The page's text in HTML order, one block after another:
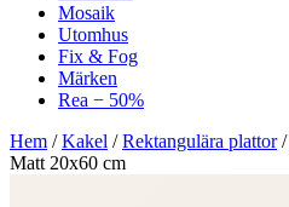
Mosaik
Utomhus
Fix & Fog
Märken
Rea − 50%
Hem /Kakel /Rektangulära plattor/
Matt 20x60 cm